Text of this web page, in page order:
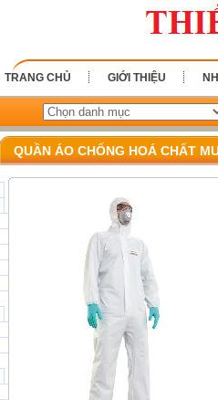
TRANG CHỦ GIỚI THIỆU
QUẦN ÁO CHỐNG HOÁ CHẤT